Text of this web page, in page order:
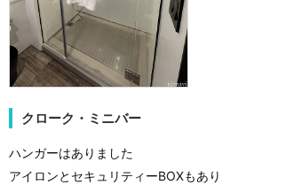
クローク・ミニバー
ハンガーはありました
アイロンとセキュリティーBOXもあり